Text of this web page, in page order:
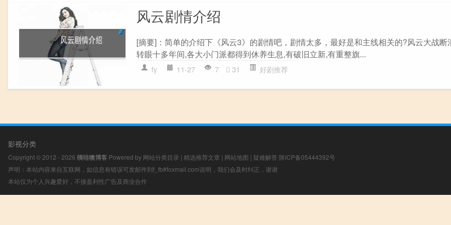
风云剧情介绍
[摘要]：简单的介绍下《风云3》的剧情吧，剧情太多，最好是和主线相关的?风云大战断
转眼十多年间,各大小门派都得到休养生息,有破旧立新,有重整旗...
fy 11-27 7 31 好剧推荐
影视分类
Copyright © 2012 - 2026 咦哇噢博客 Powered by 网站分类目录 | 精选推荐文章 | 网站地图 | 疑难解答 陕ICP备05444392号
声明：本站内容来自互联网，如信息有错误可发邮件到f_fb#foxmail.com说明，我们会及时纠正，谢谢
本站仅为个人兴趣爱好，不接盈利性广告及商业合作